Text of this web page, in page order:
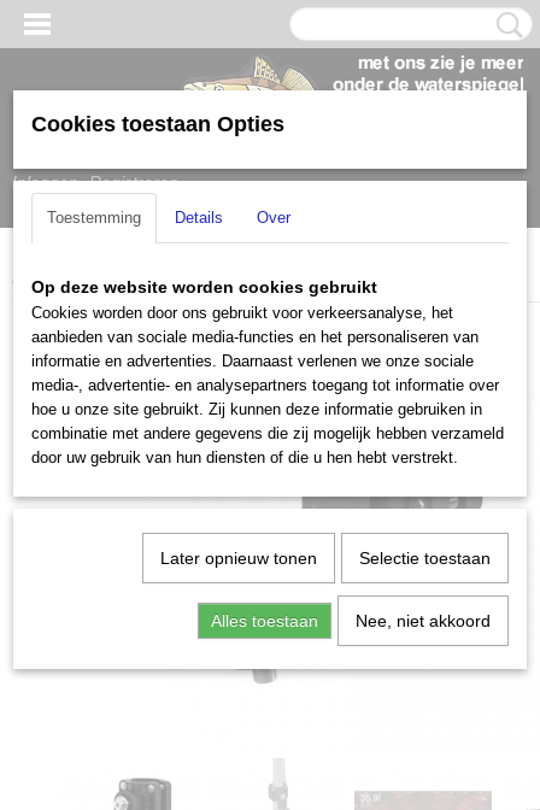
Inloggen Registreren
Home > Garmin > Accessoires LiveScope Houder
Cookies toestaan Opties
Toestemming Details Over
Op deze website worden cookies gebruikt
Cookies worden door ons gebruikt voor verkeersanalyse, het
aanbieden van sociale media-functies en het personaliseren van
informatie en advertenties. Daarnaast verlenen we onze sociale
media-, advertentie- en analysepartners toegang tot informatie over
hoe u onze site gebruikt. Zij kunnen deze informatie gebruiken in
combinatie met andere gegevens die zij mogelijk hebben verzameld
door uw gebruik van hun diensten of die u hen hebt verstrekt.
Later opnieuw tonen Selectie toestaan
Alles toestaan Nee, niet akkoord